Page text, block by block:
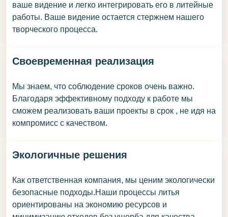
ваше видение и легко интегрировать его в литейные
работы. Ваше видение остается стержнем нашего
творческого процесса.
Своевременная реализация
Мы знаем, что соблюдение сроков очень важно.
Благодаря эффективному подходу к работе мы
сможем реализовать ваши проекты в срок , не идя на
компромисс с качеством.
Экологичные решения
Как ответственная компания, мы ценим экологически
безопасные подходы.Наши процессы литья
ориентированы на экономию ресурсов и